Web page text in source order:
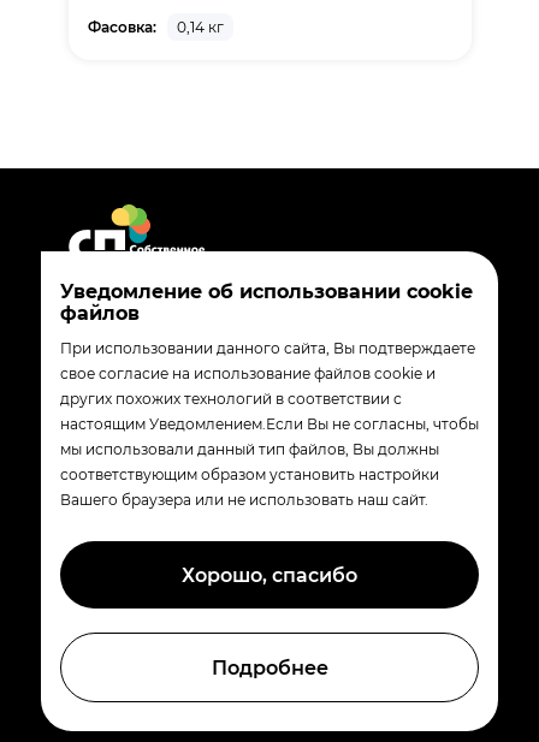
Фасовка: 0,14 кг
8 800 200-90-02
madebytander_com@magnit.ru
350072
Краснодар, ул. Солнечная 15/5
© «Собственные производства группы
Политика обработки персональных данных
Политика обработки файлов Cookie
cделано вRed Collar
Уведомление об использовании cookie
файлов
При использовании данного сайта, Вы подтверждаете
свое согласие на использование файлов cookie и
других похожих технологий в соответствии с
настоящим Уведомлением.Если Вы не согласны, чтобы
мы использовали данный тип файлов, Вы должны
соответствующим образом установить настройки
Вашего браузера или не использовать наш сайт.
Хорошо, спасибо
Подробнее